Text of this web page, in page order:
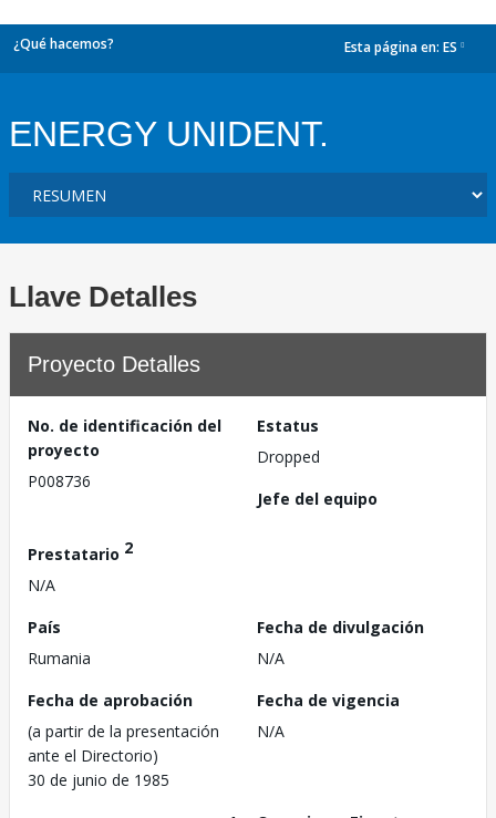
¿Qué hacemos? Esta página en: ES
ENERGY UNIDENT.
Llave Detalles
Proyecto Detalles
No. de identificación del
proyecto
P008736
Estatus
Dropped
Jefe del equipo
Prestatario 2
N/A
País
Rumania
Fecha de divulgación
N/A
Fecha de aprobación
(a partir de la presentación
ante el Directorio)
30 de junio de 1985
Fecha de vigencia
N/A